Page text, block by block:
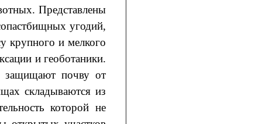
Представлены
угодий,
крупного и мелкого
и геоботаники.
защищают почву от
складываются из
которой не